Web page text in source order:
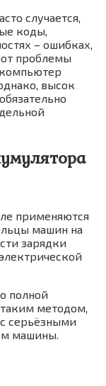
случается,
коды,
– ошибках,
проблемы
высок
применяются
машин на
зарядки
полной
таким методом,
серьёзными
машины.